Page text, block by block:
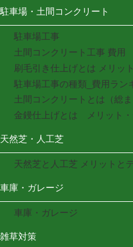
駐車場・土間コンクリート
駐車場工事
土間コンクリート工事 費用
刷毛引き仕上げとは メリッ
駐車場工事の種類_費用ラン
土間コンクリートとは（総ま
金鏝仕上げとは メリット・
天然芝・人工芝
天然芝と人工芝 メリットと
車庫・ガレージ
車庫・ガレージ
雑草対策